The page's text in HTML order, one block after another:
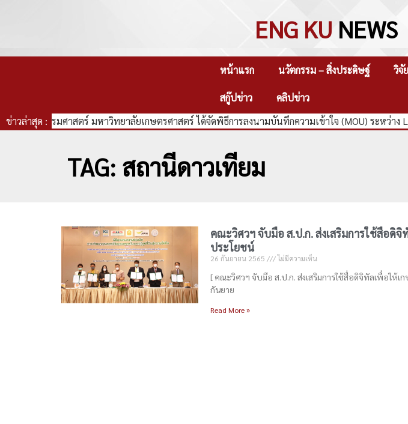
ENG KU NEWS
หน้าแรก นวัตกรรม – สิ่งประดิษฐ์ วิจัย
สกู๊ปข่าว
คลิปข่าว
ข่าวล่าสุด :
คณะวิศวกรรมศาสตร์ มหาวิทยาลัยเกษตรศาสตร์ ได้จัดพิธีการลงนามบันทึกความเข้าใจ (MOU) ระหว่าง
TAG: สถานีดาวเทียม
คณะวิศวฯ จับมือ ส.ป.ก. ส่งเสริมการใช้สื่อดิจิ
ประโยชน์
26 กันยายน 2565 ไม่มีความเห็น
[ คณะวิศวฯ จับมือ ส.ป.ก. ส่งเสริมการใช้สื่อดิจิทัลเพื่อให้เ
กันยาย
Read More »